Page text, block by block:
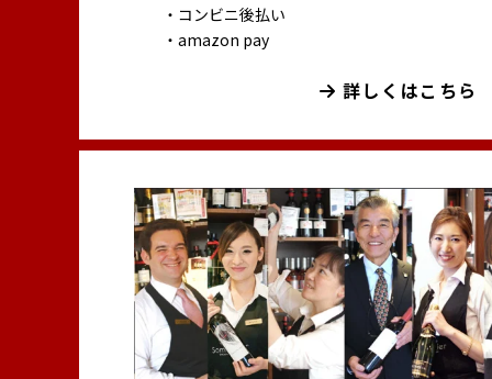
・コンビニ後払い
・amazon pay
詳しくはこちら